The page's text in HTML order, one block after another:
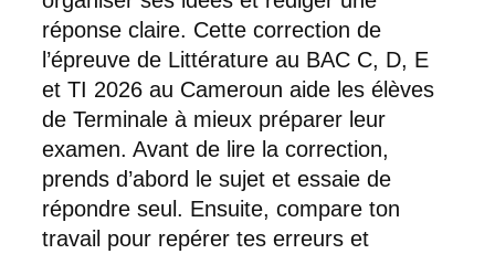
réponse claire. Cette correction de
l’épreuve de Littérature au BAC C, D, E
et TI 2026 au Cameroun aide les élèves
de Terminale à mieux préparer leur
examen. Avant de lire la correction,
prends d’abord le sujet et essaie de
répondre seul. Ensuite, compare ton
travail pour repérer tes erreurs et